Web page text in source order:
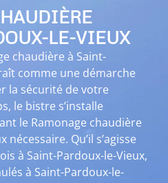
LE-VIEUX
chaudière à Saint-
comme une démarche
la sécurité de votre
le bistre s’installe
le Ramonage chaudière
Qu’il s’agisse
à Saint-Pardoux-le-Vieux,
à Saint-Pardoux-le-